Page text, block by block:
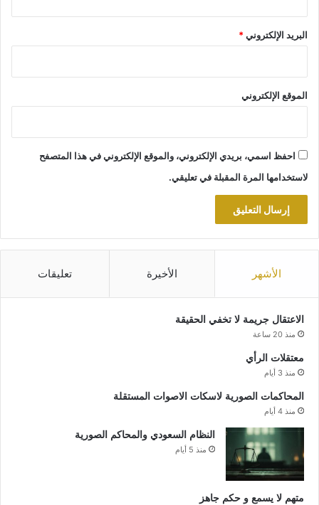
البريد الإلكتروني*
الموقع الإلكتروني
احفظ اسمي، بريدي الإلكتروني، والموقع الإلكتروني في هذا المتصفح
لاستخدامها المرة المقبلة في تعليقي.
الأشهر الأخيرة تعليقات
الاعتقال جريمة لا تخفي الحقيقة
منذ 20 ساعة
معتقلات الرأي
منذ 3 أيام
المحاكمات الصورية لاسكات الاصوات المستقلة
منذ 4 أيام
النظام السعودي والمحاكم الصورية
منذ 5 أيام
متهم لا يسمع و حكم جاهز